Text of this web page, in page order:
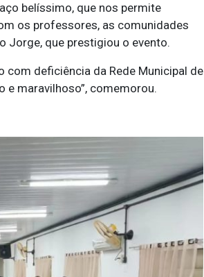
belíssimo, que nos permite
os professores, as comunidades
Jorge, que prestigiou o evento.
com deficiência da Rede Municipal de
e maravilhoso”, comemorou.